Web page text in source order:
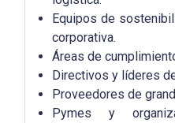
Equipos de
corporativa.
Áreas de
Directivos y líderes
Proveedores de
Pymes y